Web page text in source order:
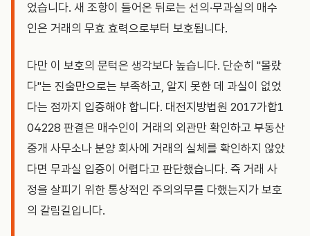
었습니다. 새 조항이 들어온 뒤로는 선의·무과실의 매수
인은 거래의 무효 효력으로부터 보호됩니다.
다만 이 보호의 문턱은 생각보다 높습니다. 단순히 "몰랐
다"는 진술만으로는 부족하고, 알지 못한 데 과실이 없었
다는 점까지 입증해야 합니다. 대전지방법원 2017가합1
04228 판결은 매수인이 거래의 외관만 확인하고 부동산
중개 사무소나 분양 회사에 거래의 실체를 확인하지 않았
다면 무과실 입증이 어렵다고 판단했습니다. 즉 거래 사
정을 살피기 위한 통상적인 주의의무를 다했는지가 보호
의 갈림길입니다.